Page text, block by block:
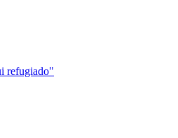
refugiado"